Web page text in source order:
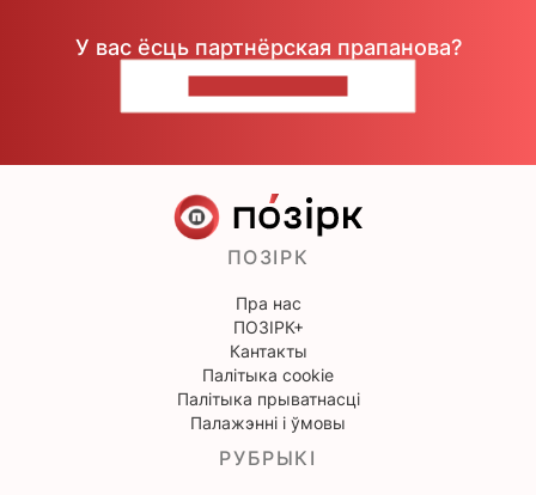
У вас ёсць партнёрская прапанова?
ПОЗІРК
Пра нас
ПОЗІРК+
Кантакты
Палітыка cookie
Палітыка прыватнасці
Палажэнні і ўмовы
РУБРЫКІ